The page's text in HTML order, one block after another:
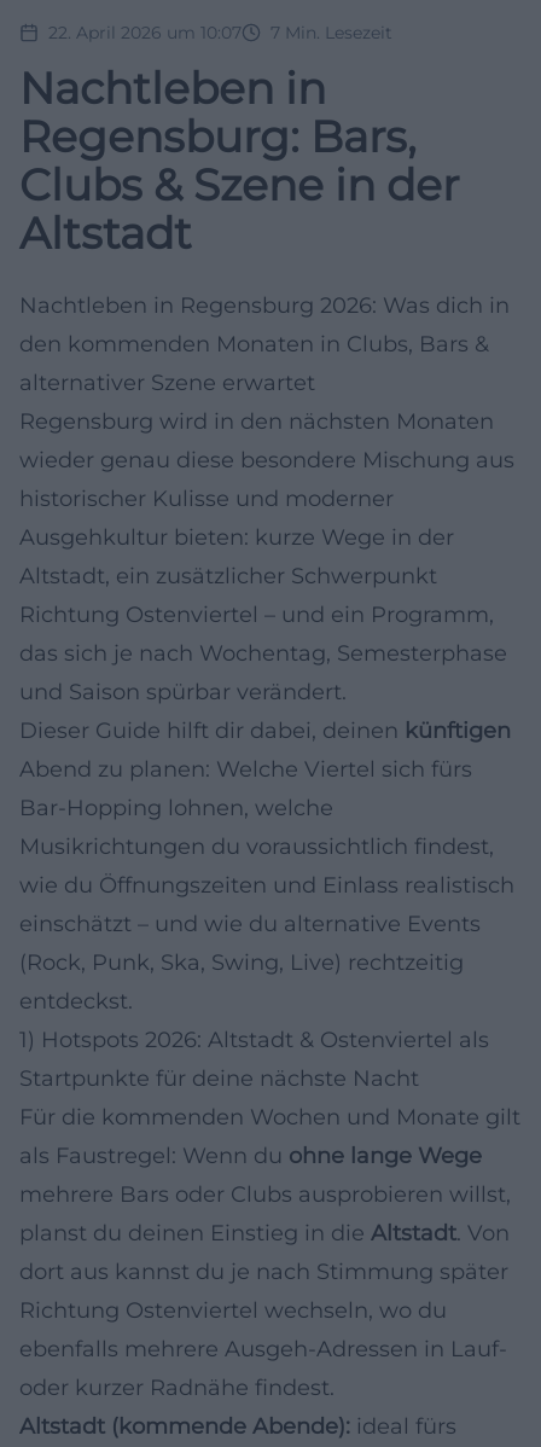
22. April 2026 um 10:07 7 Min. Lesezeit
Nachtleben in
Regensburg: Bars,
Clubs & Szene in der
Altstadt
Nachtleben in Regensburg 2026: Was dich in
den kommenden Monaten in Clubs, Bars &
alternativer Szene erwartet
Regensburg wird in den nächsten Monaten
wieder genau diese besondere Mischung aus
historischer Kulisse und moderner
Ausgehkultur bieten: kurze Wege in der
Altstadt, ein zusätzlicher Schwerpunkt
Richtung Ostenviertel – und ein Programm,
das sich je nach Wochentag, Semesterphase
und Saison spürbar verändert.
Dieser Guide hilft dir dabei, deinen künftigen
Abend zu planen: Welche Viertel sich fürs
Bar-Hopping lohnen, welche
Musikrichtungen du voraussichtlich findest,
wie du Öffnungszeiten und Einlass realistisch
einschätzt – und wie du alternative Events
(Rock, Punk, Ska, Swing, Live) rechtzeitig
entdeckst.
1) Hotspots 2026: Altstadt & Ostenviertel als
Startpunkte für deine nächste Nacht
Für die kommenden Wochen und Monate gilt
als Faustregel: Wenn du ohne lange Wege
mehrere Bars oder Clubs ausprobieren willst,
planst du deinen Einstieg in die Altstadt. Von
dort aus kannst du je nach Stimmung später
Richtung Ostenviertel wechseln, wo du
ebenfalls mehrere Ausgeh-Adressen in Lauf-
oder kurzer Radnähe findest.
Altstadt (kommende Abende): ideal fürs